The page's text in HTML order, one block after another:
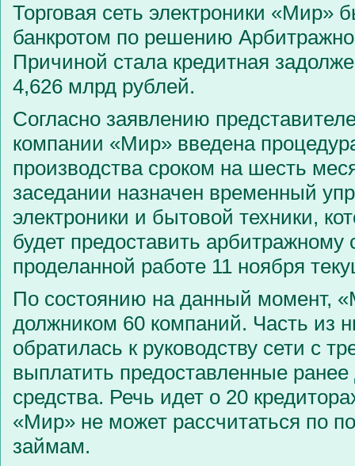
Торговая сеть электроники «Мир»
банкротом по решению
Причиной стала кредитная
4,626 млрд рублей.
Согласно заявлению
компании «Мир» введена
производства сроком на шесть
заседании назначен временный
электроники и бытовой техники,
будет предоставить арбитражному
проделанной работе 11 ноября
По состоянию на данный момент,
должником 60 компаний. Часть из
обратилась к руководству сети с
выплатить предоставленные
средства. Речь идет о 20
«Мир» не может рассчитаться по
займам.